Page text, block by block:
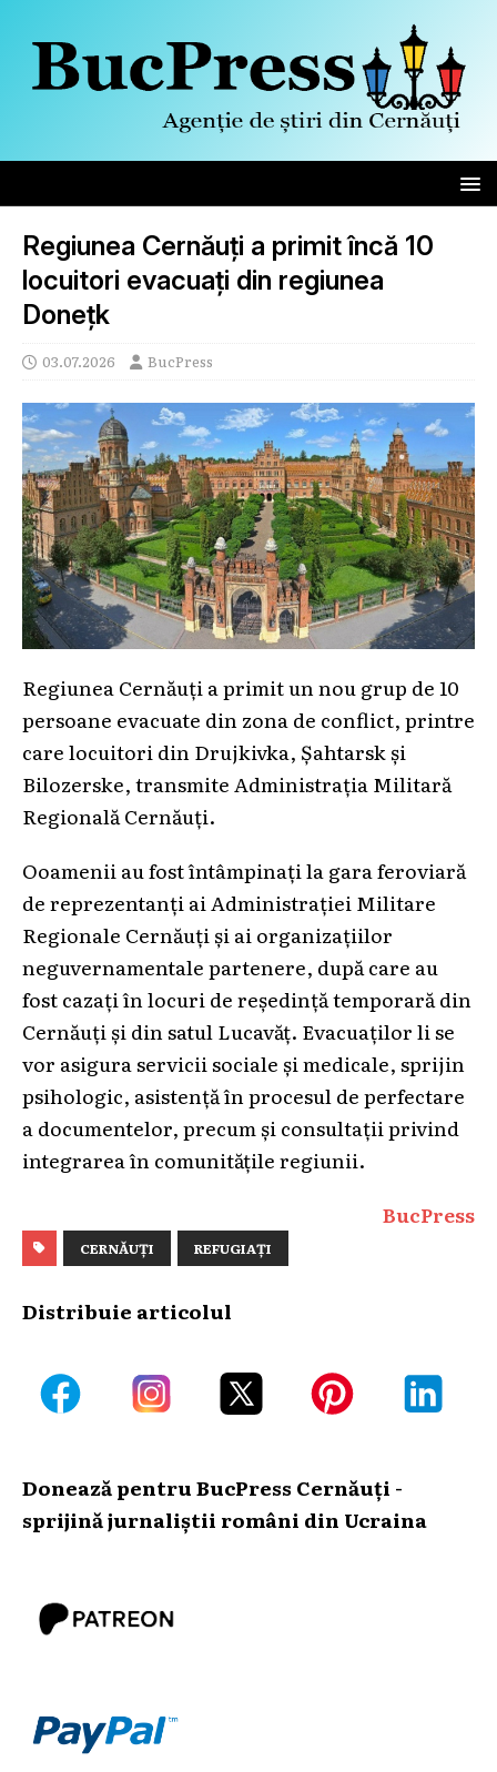
Regiunea Cernăuți a primit încă 10
locuitori evacuați din regiunea
Donețk
03.07.2026 BucPress
Regiunea Cernăuți a primit un nou grup de 10
persoane evacuate din zona de conflict, printre
care locuitori din Drujkivka, Șahtarsk și
Bilozerske, transmite Administrația Militară
Regională Cernăuți.
Ooamenii au fost întâmpinați la gara feroviară
de reprezentanți ai Administrației Militare
Regionale Cernăuți și ai organizațiilor
neguvernamentale partenere, după care au
fost cazați în locuri de reședință temporară din
Cernăuți și din satul Lucavăț. Evacuaților li se
vor asigura servicii sociale și medicale, sprijin
psihologic, asistență în procesul de perfectare
a documentelor, precum și consultații privind
integrarea în comunitățile regiunii.
BucPress
CERNĂUȚI REFUGIAȚI
Distribuie articolul
Donează pentru BucPress Cernăuți -
sprijină jurnaliștii români din Ucraina